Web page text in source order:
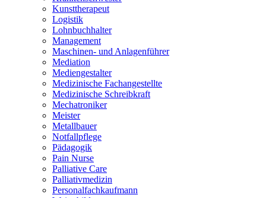
Kunsttherapeut
Logistik
Lohnbuchhalter
Management
Maschinen- und Anlagenführer
Mediation
Mediengestalter
Medizinische Fachangestellte
Medizinische Schreibkraft
Mechatroniker
Meister
Metallbauer
Notfallpflege
Pädagogik
Pain Nurse
Palliative Care
Palliativmedizin
Personalfachkaufmann